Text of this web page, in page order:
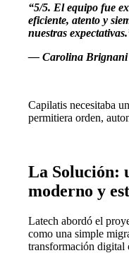
“5/5. El equipo fue
eficiente, atento y
nuestras
— Carolina Brignani
Capilatis necesitaba
permitiera orden,
La Solución:
moderno y
Latech abordó el
como una simple
transformación digital